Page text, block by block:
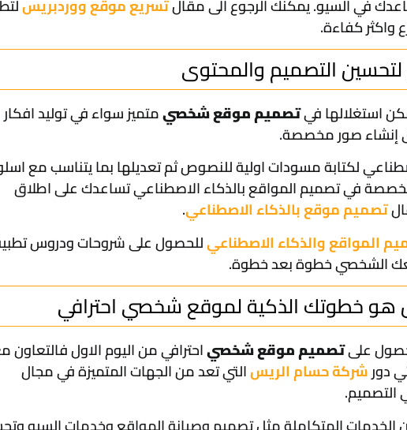
في السيو. يمكنك الرجوع الى مقالتسريع موقع ووردبريس
كفاءة.
استغلالها فيتصميم موقع شخصيمتميز سواء في توليد افكار
إنشاء صور مخصصة.
لكتابة مسودات اولية للنصوص ثم تعديلها بما يتناسب مع
في تصميم المواقع بالذكاء الاصطناعي تساعدك على اطلاق
تصميم موقع بالذكاء الاصطناعي.
المواقع والذكاء الاصطناعيللحصول على شروحات ودروس
الشخصي خطوة بعد خطوة.
هو خطوتك الذكية لموقع شخصي احترافي
علىتصميم موقع شخصياحترافي من اليوم الاول فالتعاون
دورشركة حسام الريسالتي تعد من الجهات المتميزة في مجال
التصميم.